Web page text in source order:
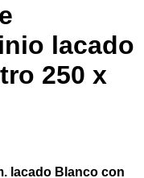
lacado
250 x
lacado Blanco con